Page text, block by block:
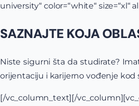
university“ color=“white“
SAZNAJTE KOJA
Niste sigurni šta da studirate?
orijentaciju i karijerno vođenje
[/vc_column_text][/